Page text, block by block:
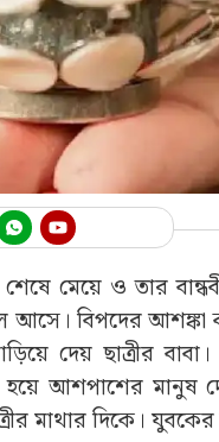
মেয়ে ও তার
আসে। বিপদের
দেয় ছাত্রীর
আশপাশের মানুষ
মাথার দিকে।